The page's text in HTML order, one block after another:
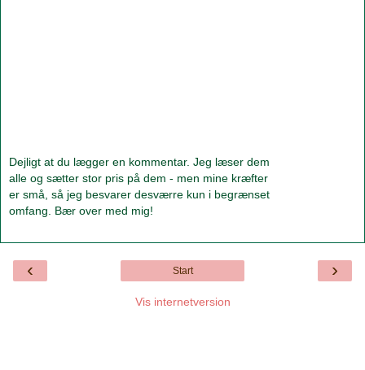
Dejligt at du lægger en kommentar. Jeg læser dem
alle og sætter stor pris på dem - men mine kræfter
er små, så jeg besvarer desværre kun i begrænset
omfang. Bær over med mig!
‹ ›
Start
Vis internetversion